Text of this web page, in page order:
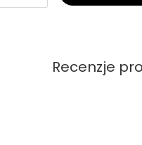
Recenzje